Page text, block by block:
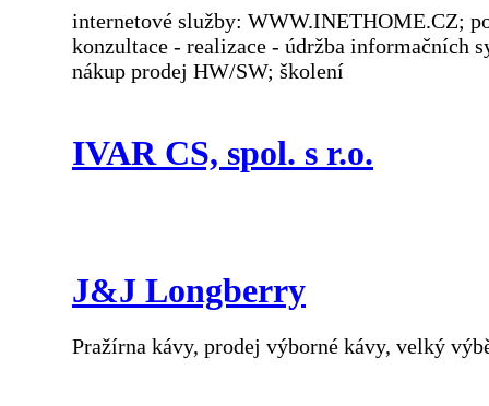
internetové služby: WWW.INETHOME.CZ;
konzultace - realizace - údržba informačních
nákup prodej HW/SW; školení
IVAR CS, spol. s r.o.
J&J Longberry
Pražírna kávy, prodej výborné kávy, velký